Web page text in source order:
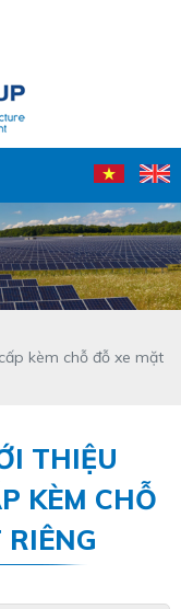
kèm chỗ đỗ xe mặt
THIỆU
KÈM CHỖ